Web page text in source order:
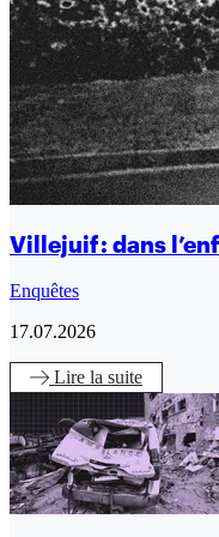
Villejuif : dans
Enquêtes
17.07.2026
Lire la suite